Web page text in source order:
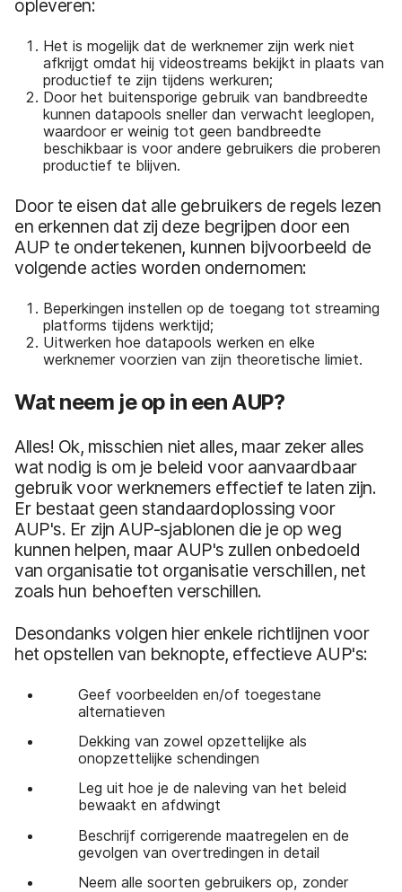
opleveren:
Het is mogelijk dat de werknemer zijn werk niet
afkrijgt omdat hij videostreams bekijkt in plaats van
productief te zijn tijdens werkuren;
Door het buitensporige gebruik van bandbreedte
kunnen datapools sneller dan verwacht leeglopen,
waardoor er weinig tot geen bandbreedte
beschikbaar is voor andere gebruikers die proberen
productief te blijven.
Door te eisen dat alle gebruikers de regels lezen
en erkennen dat zij deze begrijpen door een
AUP te ondertekenen, kunnen bijvoorbeeld de
volgende acties worden ondernomen:
Beperkingen instellen op de toegang tot streaming
platforms tijdens werktijd;
Uitwerken hoe datapools werken en elke
werknemer voorzien van zijn theoretische limiet.
Wat neem je op in een AUP?
Alles! Ok, misschien niet alles, maar zeker alles
wat nodig is om je beleid voor aanvaardbaar
gebruik voor werknemers effectief te laten zijn.
Er bestaat geen standaardoplossing voor
AUP's. Er zijn AUP-sjablonen die je op weg
kunnen helpen, maar AUP's zullen onbedoeld
van organisatie tot organisatie verschillen, net
zoals hun behoeften verschillen.
Desondanks volgen hier enkele richtlijnen voor
het opstellen van beknopte, effectieve AUP's:
Geef voorbeelden en/of toegestane
alternatieven
Dekking van zowel opzettelijke als
onopzettelijke schendingen
Leg uit hoe je de naleving van het beleid
bewaakt en afdwingt
Beschrijf corrigerende maatregelen en de
gevolgen van overtredingen in detail
Neem alle soorten gebruikers op, zonder